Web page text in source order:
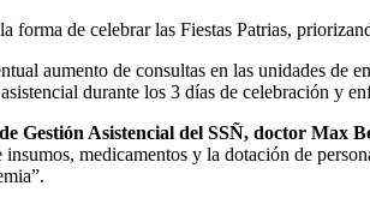
forma de celebrar las Fiestas Patrias,
aumento de consultas en las unidades de
durante los 3 días de celebración y
Gestión Asistencial del SSÑ, doctor Max
medicamentos y la dotación de